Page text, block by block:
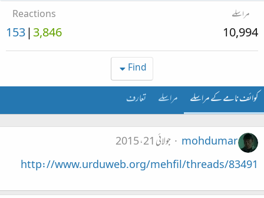
مراسلے
10,994
Reactions
3,846
153
Find
کوائف نامے کے مراسلے مراسلے تعارف
mohdumar
جولائی 21، 2015
http://www.urduweb.org/mehfil/threads/83491